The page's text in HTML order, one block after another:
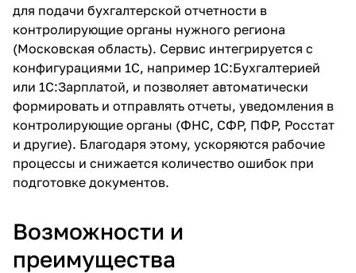
для подачи бухгалтерской отчетности в
контролирующие органы нужного региона
(Московская область). Сервис интегрируется с
конфигурациями 1С, например 1С:Бухгалтерией
или 1С:Зарплатой, и позволяет автоматически
формировать и отправлять отчеты, уведомления в
контролирующие органы (ФНС, СФР, ПФР, Росстат
и другие). Благодаря этому, ускоряются рабочие
процессы и снижается количество ошибок при
подготовке документов.
Возможности и
преимущества